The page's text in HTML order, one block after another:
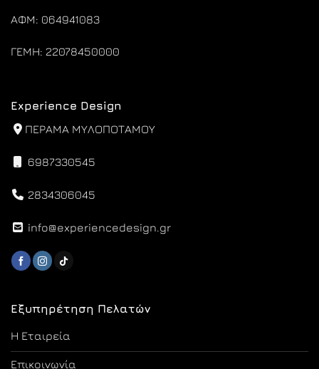
ΑΦΜ: 064941083
ΓΕΜΗ: 22078450000
Εξυπηρέτηση Πελατών
Η Εταιρεία
Επικοινωνία
Experience Design
ΠΕΡΑΜΑ ΜΥΛΟΠΟΤΑΜΟΥ
6987330545
2834306045
info@experiencedesign.gr